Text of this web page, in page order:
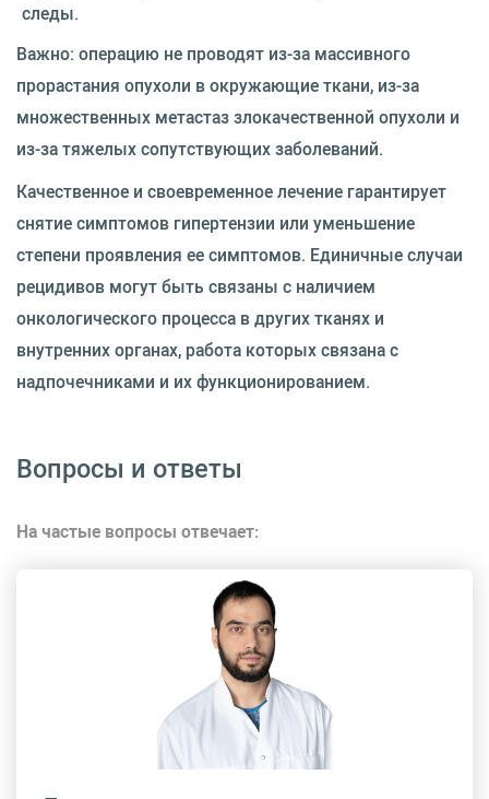
следы.
Важно: операцию не проводят из-за массивного
прорастания опухоли в окружающие ткани, из-за
множественных метастаз злокачественной опухоли и
из-за тяжелых сопутствующих заболеваний.
Качественное и своевременное лечение гарантирует
снятие симптомов гипертензии или уменьшение
степени проявления ее симптомов. Единичные случаи
рецидивов могут быть связаны с наличием
онкологического процесса в других тканях и
внутренних органах, работа которых связана с
надпочечниками и их функционированием.
Вопросы и ответы
На частые вопросы отвечает: